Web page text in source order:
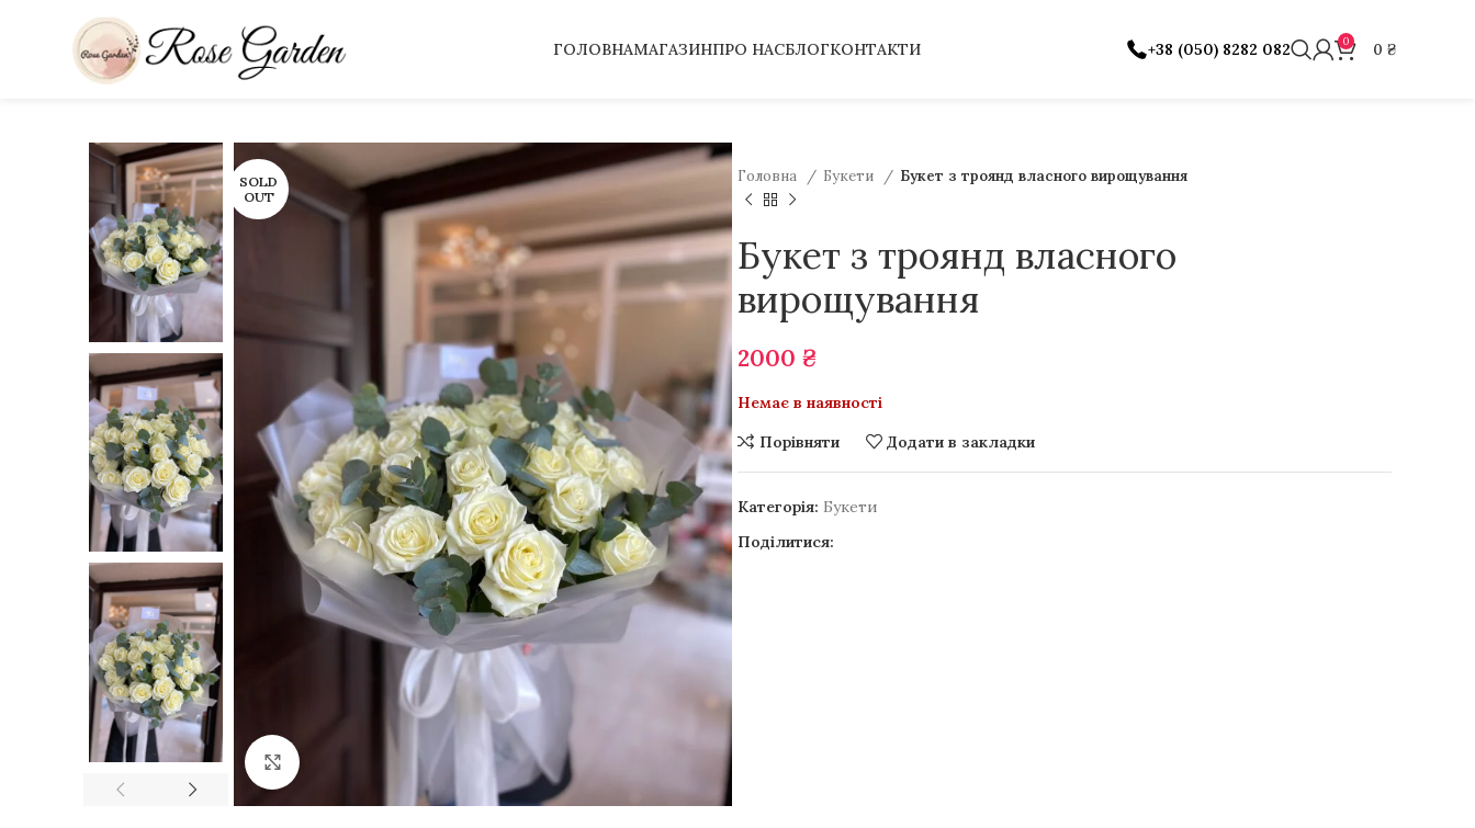
ГОЛОВНАМАГАЗИНПРО НАСБЛОГКОНТАКТИ +38 (050) 8282 082 0 0 ₴
SOLD
OUT
Натисніть для збільшення
Головна Букети Букет з троянд власного вирощування
Букет з троянд власного
вирощування
2000 ₴
Немає в наявності
Порівняти
Додати в закладки
Категорія: Букети
Поділитися: